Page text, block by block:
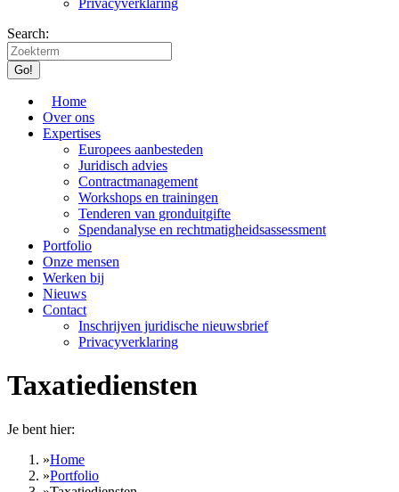
Privacyverklaring
Search:
Home
Over ons
Expertises
Europees aanbesteden
Juridisch advies
Contractmanagement
Workshops en trainingen
Tenderen van gronduitgifte
Spendanalyse en rechtmatigheids­assessment
Portfolio
Onze mensen
Werken bij
Nieuws
Contact
Inschrijven juridische nieuwsbrief
Privacyverklaring
Taxatiediensten
Je bent hier:
Home
Portfolio